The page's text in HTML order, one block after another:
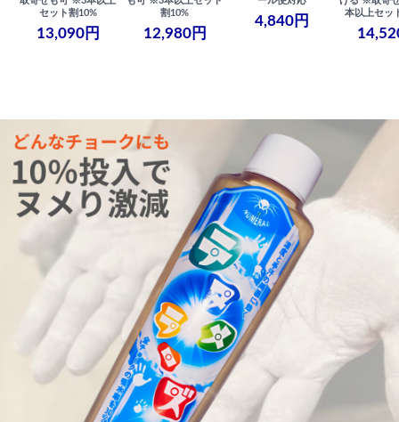
セット割10%
13,090円
割10%
12,980円
4,840円
本以上セッ